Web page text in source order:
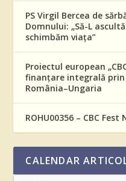
PS Virgil Bercea de
Domnului: „Să-L
schimbăm viața”
Proiectul european
finanțare integrală
România–Ungaria
ROHU00356 – CBC
CALENDAR